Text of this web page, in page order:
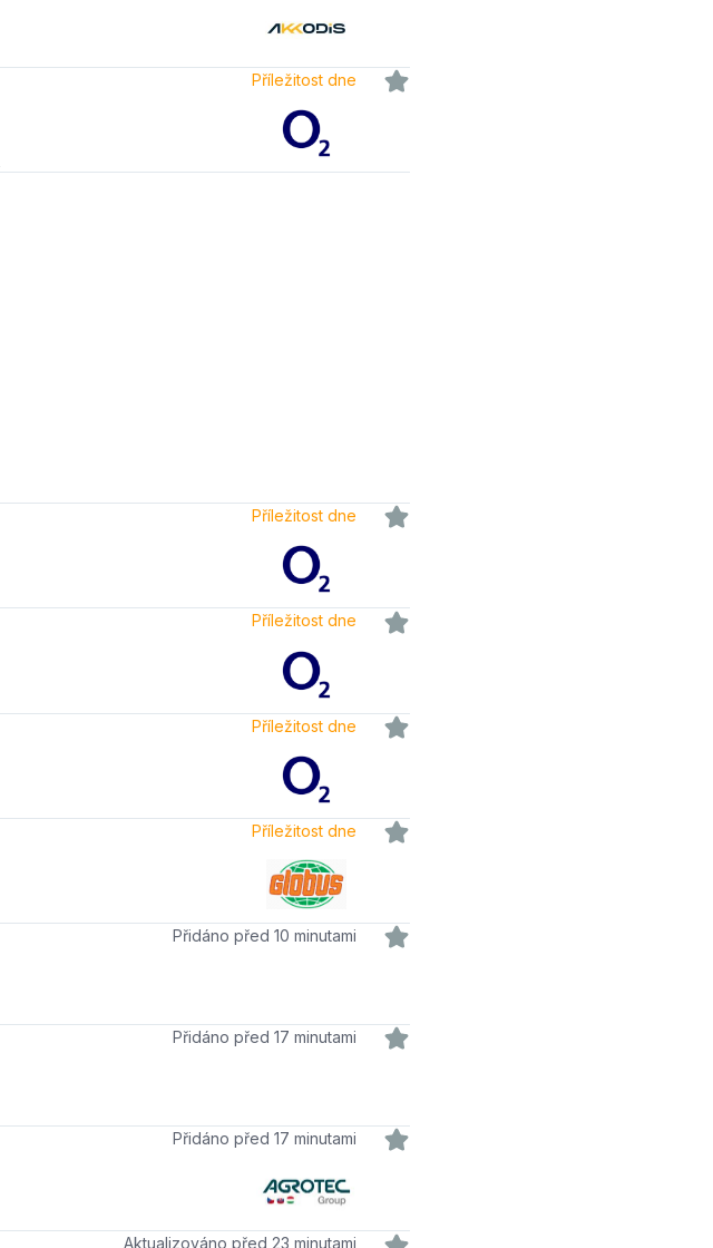
Příležitost dne
Příležitost dne
Příležitost dne
Příležitost dne
Příležitost dne
Přidáno před 10 minutami
Přidáno před 17 minutami
Přidáno před 17 minutami
Aktualizováno před 23 minutami